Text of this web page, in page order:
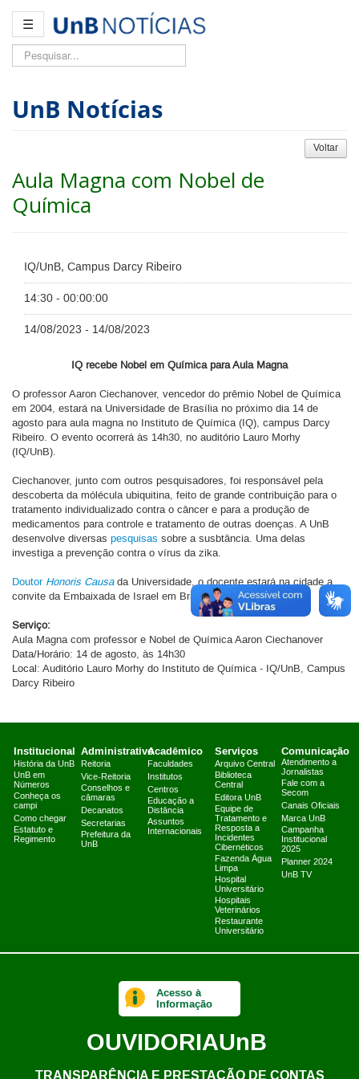
☰
Pesquisar...
UnB Notícias
Voltar
Aula Magna com Nobel de
Química
IQ/UnB, Campus Darcy Ribeiro
14:30 - 00:00:00
14/08/2023 - 14/08/2023
IQ recebe Nobel em Química para Aula Magna
O professor Aaron Ciechanover, vencedor do prêmio Nobel de Química
em 2004, estará na Universidade de Brasília no próximo dia 14 de
agosto para aula magna no Instituto de Química (IQ), campus Darcy
Ribeiro. O evento ocorrerá às 14h30, no auditório Lauro Morhy
(IQ/UnB).
Ciechanover, junto com outros pesquisadores, foi responsável pela
descoberta da mólécula ubiquitina, feito de grande contribuição para o
tratamento individualizado contra o câncer e para a produção de
medicamentos para controle e tratamento de outras doenças. A UnB
desenvolve diversas pesquisas sobre a susbtância. Uma delas
investiga a prevenção contra o vírus da zika.
Doutor Honoris Causada Universidade, o docente estará na cidade a
convite da Embaixada de Israel em Brasília.
Serviço:
Aula Magna com professor e Nobel de Química Aaron Ciechanover
Data/Horário: 14 de agosto, às 14h30
Local: Auditório Lauro Morhy do Instituto de Química - IQ/UnB, Campus
Darcy Ribeiro
Institucional
História da UnB
UnB em
Números
Conheça os
campi
Como chegar
Estatuto e
Regimento
Administrativo
Reitoria
Vice-Reitoria
Conselhos e
câmaras
Decanatos
Secretarias
Prefeitura da
UnB
Acadêmico
Faculdades
Institutos
Centros
Educação a
Distância
Assuntos
Internacionais
Serviços
Arquivo Central
Biblioteca
Central
Editora UnB
Equipe de
Tratamento e
Resposta a
Incidentes
Cibernéticos
Fazenda Água
Limpa
Hospital
Universitário
Hospitais
Veterinários
Restaurante
Universitário
Comunicação
Atendimento a
Jornalistas
Fale com a
Secom
Canais Oficiais
Marca UnB
Campanha
Institucional
2025
Planner 2024
UnB TV
Acesso à
Informação
OUVIDORIAUnB
TRANSPARÊNCIA E PRESTAÇÃO DE CONTAS